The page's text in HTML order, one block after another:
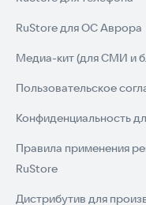
RuStore для ОС Аврора
Медиа-кит (для СМИ и
Пользовательское
Конфиденциальность
Правила применения
RuStore
Дистрибутив для